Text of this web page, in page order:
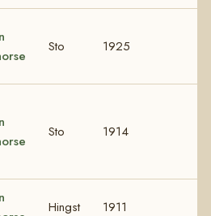
Sto 1925
Sto 1914
Hingst 1911